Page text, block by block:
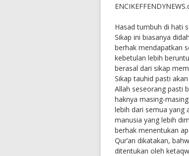
Hasad tumbuh di hati
Sikap ini biasanya
berhak mendapatkan
kebetulan lebih
berasal dari sikap
Sikap tauhid pasti
Allah seseorang pasti
haknya masing-
lebih dari semua yang
manusia yang lebih
berhak menentukan
Qur’an dikatakan,
ditentukan oleh